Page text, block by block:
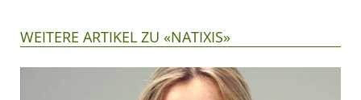
WEITERE ARTIKEL ZU «NATIXIS»